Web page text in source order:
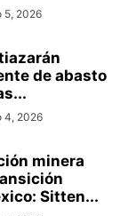
5, 2026
de abasto
4, 2026
minera
Sitten...